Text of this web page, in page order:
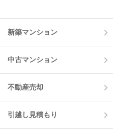
新築マンション
中古マンション
不動産売却
引越し見積もり